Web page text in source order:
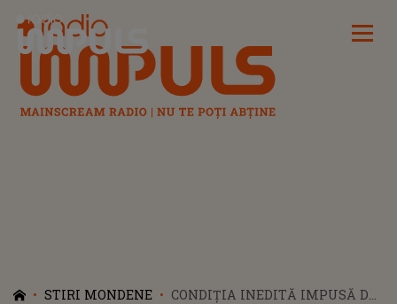
Radio Impuls
STIRI MONDENE
CONDIȚIA INEDITĂ IMPUSĂ DE